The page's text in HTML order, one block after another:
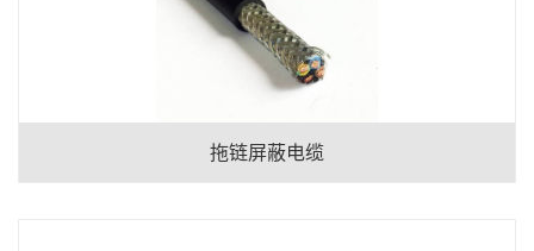
拖链屏蔽电缆